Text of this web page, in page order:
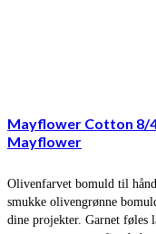
Mayflower Cotton 8/
Mayflower
Olivenfarvet bomuld til
smukke olivengrønne
dine projekter. Garnet